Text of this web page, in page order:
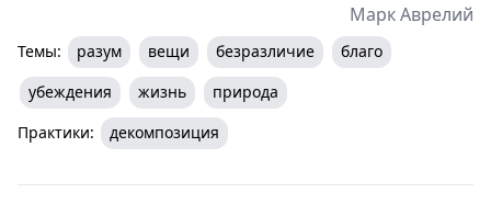
Марк Аврелий
Темы: разум вещи безразличие
благо
убеждения
жизнь
природа
Практики:
декомпозиция